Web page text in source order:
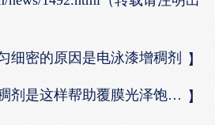
细密的原因是电泳漆增稠剂 】
覆膜胶增稠剂是这样帮助覆膜光泽饱满的 】